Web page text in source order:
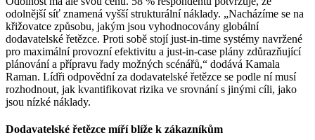
odolnější síť znamená vyšší strukturální náklady. „Nacházíme se na
křižovatce způsobu, jakým jsou vyhodnocovány globální
dodavatelské řetězce. Proti sobě stojí just-in-time systémy navržené
pro maximální provozní efektivitu a just-in-case plány zdůrazňující
plánování a přípravu řady možných scénářů,“ dodává Kamala
Raman. Lídři odpovědní za dodavatelské řetězce se podle ní musí
rozhodnout, jak kvantifikovat rizika ve srovnání s jinými cíli, jako
jsou nízké náklady.
Dodavatelské řetězce míří blíže k zákazníkům